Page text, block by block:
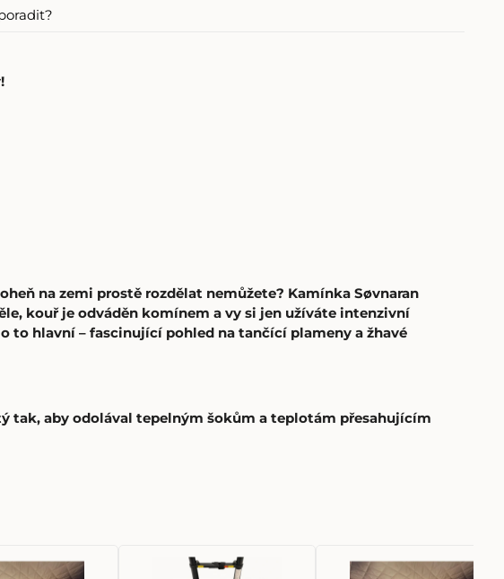
na zemi prostě rozdělat nemůžete? Kamínka Søvnaran
kouř je odváděn komínem a vy si jen užíváte intenzivní
to hlavní – fascinující pohled na tančící plameny a žhavé
tak, aby odolával tepelným šokům a teplotám přesahujícím